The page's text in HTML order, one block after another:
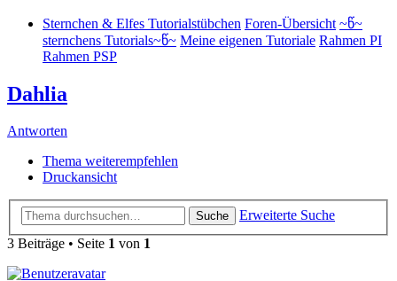
Sternchen & Elfes Tutorialstübchen Foren-Übersicht ~წ~
sternchens Tutorials~წ~ Meine eigenen Tutoriale Rahmen PI
Rahmen PSP
Dahlia
Antworten
Thema weiterempfehlen
Druckansicht
Suche
Erweiterte Suche
3 Beiträge • Seite 1 von 1